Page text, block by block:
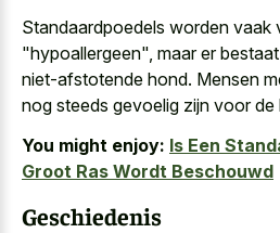
Standaardpoedels worden vaak
"hypoallergeen", maar er
niet-afstotende hond. Mensen
nog steeds gevoelig zijn voor de
You might enjoy: Is Een
Groot Ras Wordt Beschouwd
Geschiedenis